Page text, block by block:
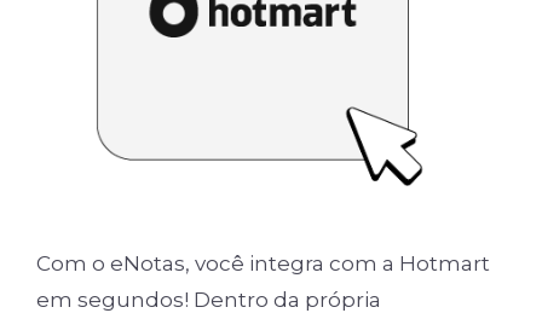
Com o eNotas, você integra com a Hotmart
em segundos! Dentro da própria